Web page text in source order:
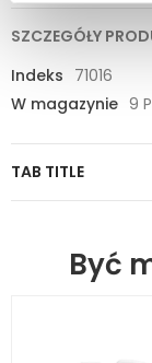
SZCZEGÓŁY
Indeks 71016
W magazynie 9
TAB TITLE
Być